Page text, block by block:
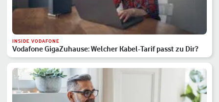
INSIDE VODAFONE
Vodafone GigaZuhause: Welcher Kabel-Tarif passt zu Dir?